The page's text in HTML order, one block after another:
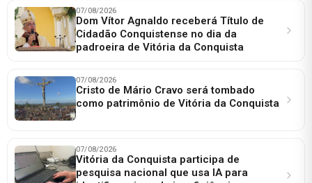
07/08/2026
Dom Vítor Agnaldo receberá Título de
Cidadão Conquistense no dia da
padroeira de Vitória da Conquista
07/08/2026
Cristo de Mário Cravo será tombado
como patrimônio de Vitória da Conquista
07/08/2026
Vitória da Conquista participa de
pesquisa nacional que usa IA para